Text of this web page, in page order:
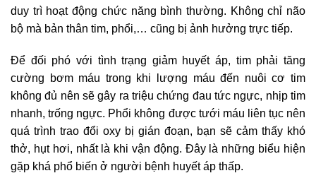
duy trì hoạt động chức năng bình thường. Không chỉ não
bộ mà bản thân tim, phổi,… cũng bị ảnh hưởng trực tiếp.
Để đối phó với tình trạng giảm huyết áp, tim phải tăng
cường bơm máu trong khi lượng máu đến nuôi cơ tim
không đủ nên sẽ gây ra triệu chứng đau tức ngực, nhịp tim
nhanh, trống ngực. Phổi không được tưới máu liên tục nên
quá trình trao đổi oxy bị gián đoạn, bạn sẽ cảm thấy khó
thở, hụt hơi, nhất là khi vận động. Đây là những biểu hiện
gặp khá phổ biến ở người bệnh huyết áp thấp.